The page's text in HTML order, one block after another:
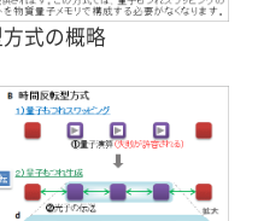
式の概略